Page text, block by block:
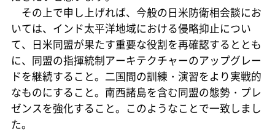
その上で申し上げれば、今般の日米防衛相会談にお
いては、インド太平洋地域における侵略抑止につい
て、日米同盟が果たす重要な役割を再確認するととも
に、同盟の指揮統制アーキテクチャーのアップグレー
ドを継続すること。二国間の訓練・演習をより実戦的
なものにすること。南西諸島を含む同盟の態勢・プレ
ゼンスを強化すること。このようなことで一致しまし
た。